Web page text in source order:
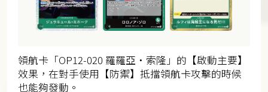
領航卡「OP12-020 羅羅亞・索隆」的【啟動主要】
效果，在對手使用【防禦】抵擋領航卡攻擊的時候
也能夠發動。